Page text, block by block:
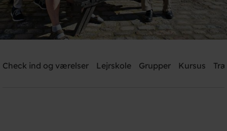
Brug for hjælp? Ring +45 9842 1475
Check ind og værelser Lejrskole Grupper Kursus